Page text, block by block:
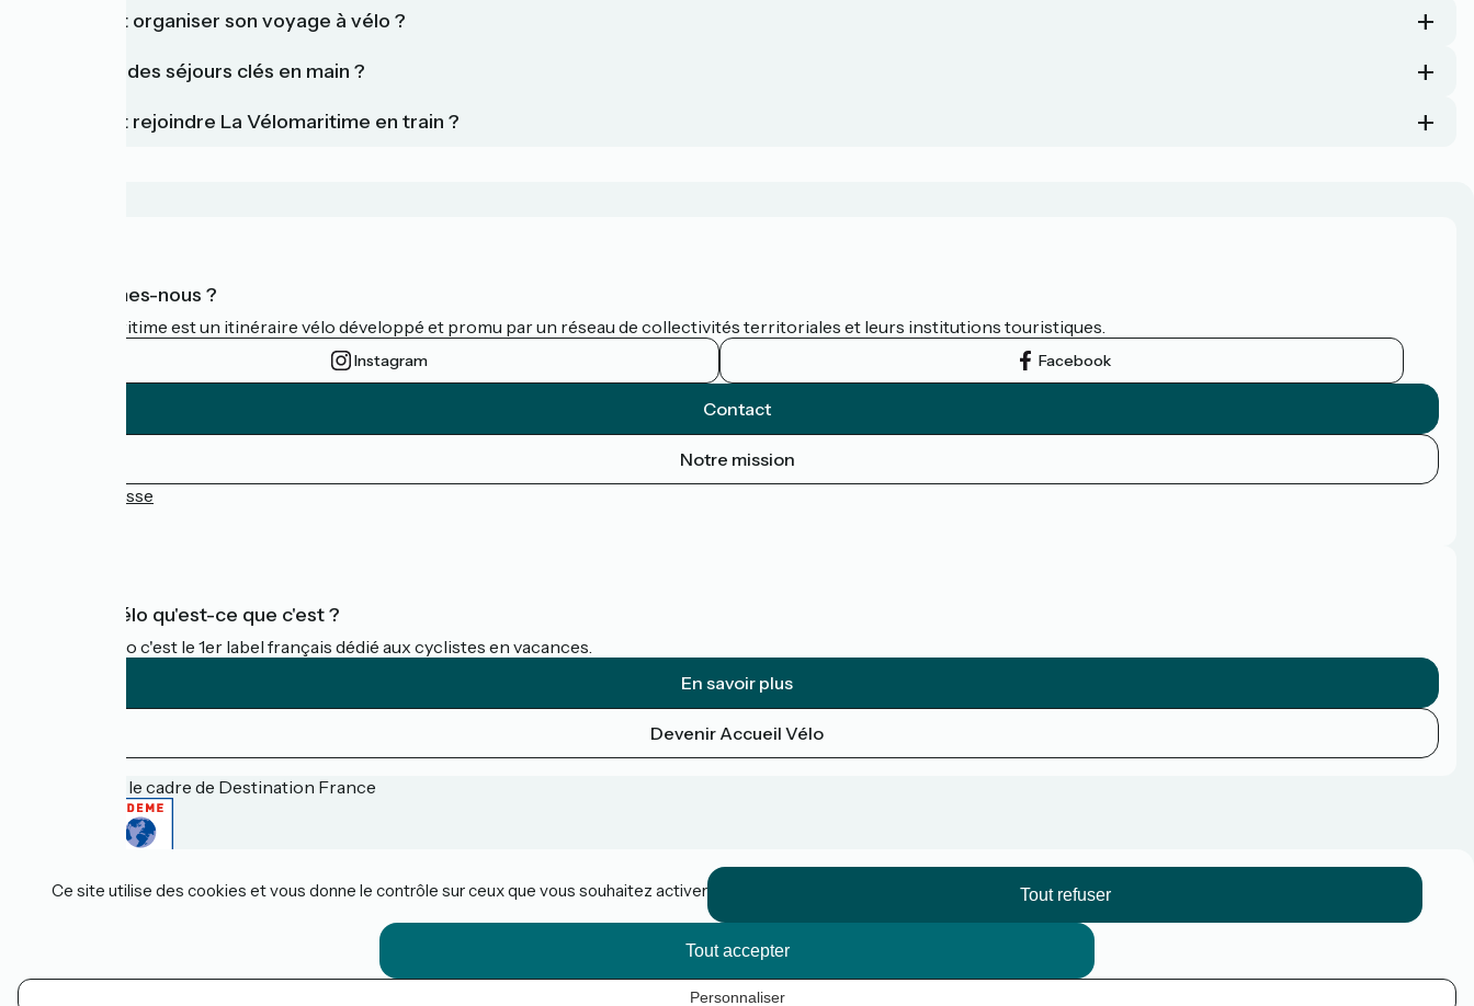
Comment organiser son voyage à vélo ?
Existe-t-il des séjours clés en main ?
Comment rejoindre La Vélomaritime en train ?
Qui sommes-nous ?
La Vélomaritime est un itinéraire vélo développé et promu par un réseau de collectivités territoriales et leurs institutions touristiques.
Instagram Facebook
Contact
Notre mission
Espace Presse
Accueil Vélo qu'est-ce que c'est ?
Accueil Vélo c'est le 1er label français dédié aux cyclistes en vacances.
En savoir plus
Devenir Accueil Vélo
Financé dans le cadre de Destination France
Espace pro / presse
Réalisation :
Ce site utilise des cookies et vous donne le contrôle sur ceux que vous souhaitez activer
Tout accepter
Tout refuser
Personnaliser